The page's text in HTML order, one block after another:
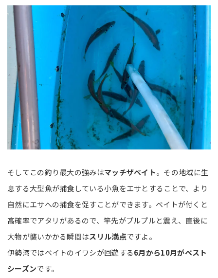
そしてこの釣り最大の強みはマッチザベイト。その地域に生
息する大型魚が捕食している小魚をエサとすることで、より
自然にエサへの捕食を促すことができます。ベイトが付くと
高確率でアタリがあるので、竿先がプルプルと震え、直後に
大物が襲いかかる瞬間はスリル満点ですよ。
伊勢湾ではベイトのイワシが回遊する6月から10月がベスト
シーズンです。